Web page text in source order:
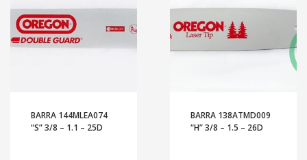
BARRA 144MLEA074
“S” 3/8 – 1.1 – 25D
BARRA 138ATMD009
“H” 3/8 – 1.5 – 26D